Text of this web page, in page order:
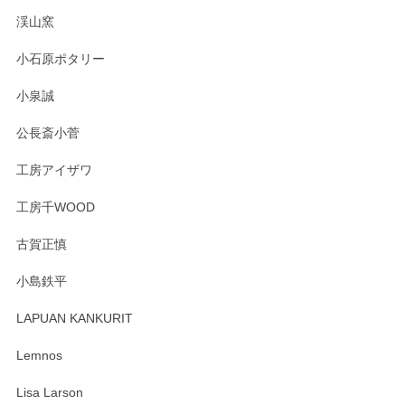
淡いグリーンのカラーがとても可愛いです❤️ ありがとうござ
す。 素敵な湯呑みでとても気に入りました。 発送も早く、
たm(_)m
渓山窯
小石原ポタリー
小泉誠
公長斎小菅
工房アイザワ
工房千WOOD
古賀正慎
小島鉄平
LAPUAN KANKURIT
Lemnos
Lisa Larson